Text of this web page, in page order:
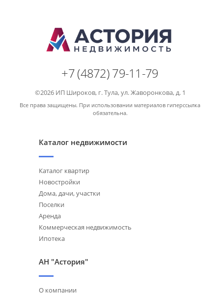
+7 (4872) 79-11-79
©2026 ИП Широков, г. Тула, ул. Жаворонкова, д. 1
Все права защищены. При использовании материалов гиперссылка
обязательна.
Каталог недвижимости
Каталог квартир
Новостройки
Дома, дачи, участки
Поселки
Аренда
Коммерческая недвижимость
Ипотека
АН "Астория"
О компании